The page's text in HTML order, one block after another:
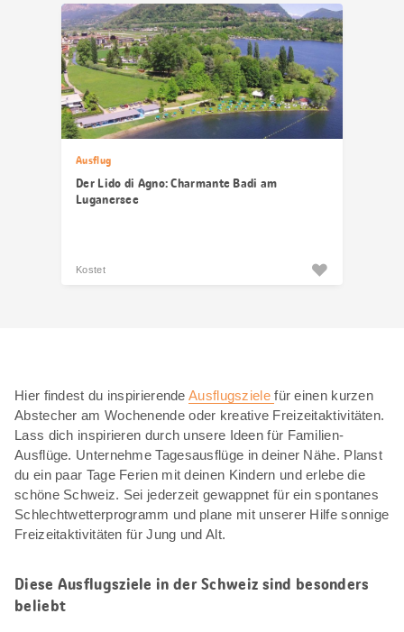
Ausflug
Der Lido di Agno: Charmante Badi am
Luganersee
Kostet
Hier findest du inspirierendeAusflugszielefür einen kurzen
Abstecher am Wochenende oder kreative Freizeitaktivitäten.
Lass dich inspirieren durch unsere Ideen für Familien-
Ausflüge. Unternehme Tagesausflüge in deiner Nähe. Planst
du ein paar Tage Ferien mit deinen Kindern und erlebe die
schöne Schweiz. Sei jederzeit gewappnet für ein spontanes
Schlechtwetterprogramm und plane mit unserer Hilfe sonnige
Freizeitaktivitäten für Jung und Alt.
Diese Ausflugsziele in der Schweiz sind besonders
beliebt